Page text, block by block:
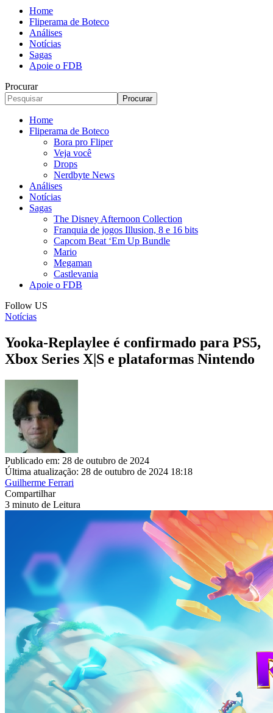
Home
Fliperama de Boteco
Análises
Notícias
Sagas
Apoie o FDB
Procurar
Home
Fliperama de Boteco
Bora pro Fliper
Veja você
Drops
Nerdbyte News
Análises
Notícias
Sagas
The Disney Afternoon Collection
Franquia de jogos Illusion, 8 e 16 bits
Capcom Beat ‘Em Up Bundle
Mario
Megaman
Castlevania
Apoie o FDB
Follow US
Notícias
Yooka-Replaylee é confirmado para PS5,
Xbox Series X|S e plataformas Nintendo
Publicado em: 28 de outubro de 2024
Última atualização: 28 de outubro de 2024 18:18
Guilherme Ferrari
Compartilhar
3 minuto de Leitura